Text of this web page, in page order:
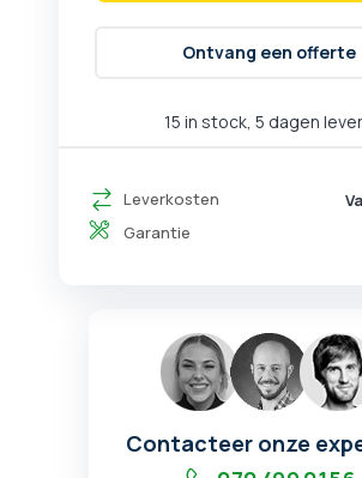
15 in stock, 5 dagen
Leverkosten
Garantie
Ontvang een offerte
Contacteer onze